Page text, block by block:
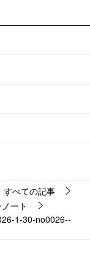
すべての記事
ート
1-30-­no0026-­